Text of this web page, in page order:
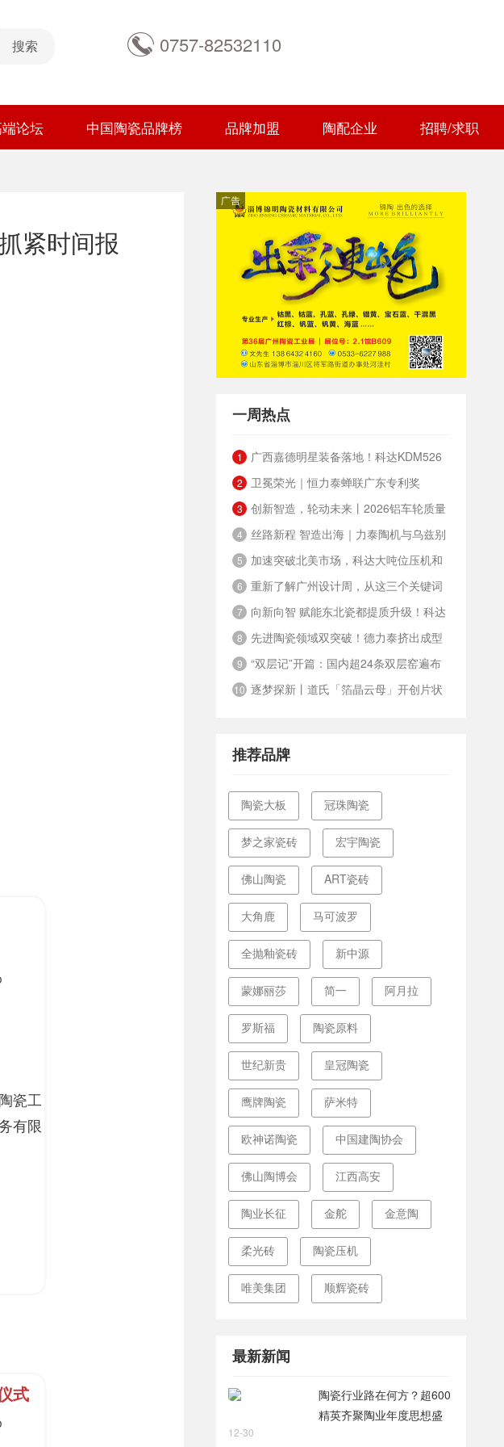
0757-82532110
论坛 中国陶瓷品牌榜 品牌加盟 陶配企业 招聘/求职
紧时间报
瓷工
有限
式
一周热点
1
广西嘉德明星装备落地！科达KDM526
连续球磨系统实力出圈
2 卫冕荣光｜恒力泰蝉联广东专利奖
3
创新智造，轮动未来丨2026铝车轮质量
协会年会盛大召开
4
丝路新程 智造出海｜力泰陶机与乌兹别
克鹏盛文仁签约智能岩板生产线
5
加速突破北美市场，科达大吨位压机和
窑后智能整线在墨西哥IBERICA成功投产
6
重新了解广州设计周，从这三个关键词
开始
7
向新向智 赋能东北瓷都提质升级！科达
产品推介会走进沈阳法库
8
先进陶瓷领域双突破！德力泰挤出成型
耐火砖和日用瓷成套装备通过科技成果鉴定
9
“双层记”开篇：国内超24条双层窑遍布
大江南北
10 逐梦探新丨道氏「箔晶云母」开创片状
推荐品牌
陶瓷大板 冠珠陶瓷
梦之家瓷砖 宏宇陶瓷
佛山陶瓷 ART瓷砖
大角鹿 马可波罗
全抛釉瓷砖 新中源
蒙娜丽莎 简一 阿月拉
罗斯福 陶瓷原料
世纪新贵 皇冠陶瓷
鹰牌陶瓷 萨米特
欧神诺陶瓷 中国建陶协会
佛山陶博会 江西高安
陶业长征 金舵 金意陶
柔光砖 陶瓷压机
唯美集团 顺辉瓷砖
最新新闻
陶瓷行业路在何方？超600
精英齐聚陶业年度思想盛
12-30